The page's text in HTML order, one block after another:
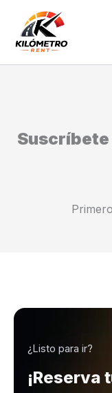
contenido
Suscríbete
¿Listo para ir?
¡Reserva